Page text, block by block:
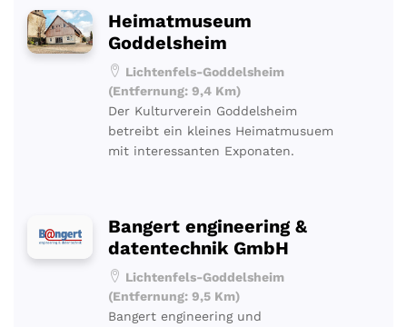
Heimatmuseum
Goddelsheim
Lichtenfels-Goddelsheim
(Entfernung: 9,4 Km)
Der Kulturverein Goddelsheim
betreibt ein kleines Heimatmusuem
mit interessanten Exponaten.
Bangert engineering &
datentechnik GmbH
Lichtenfels-Goddelsheim
(Entfernung: 9,5 Km)
Bangert engineering und